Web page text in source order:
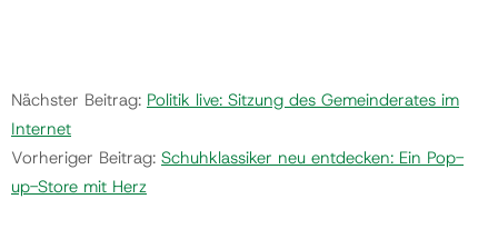
Nächster Beitrag: Politik live: Sitzung des Gemeinderates im
Internet
Vorheriger Beitrag: Schuhklassiker neu entdecken: Ein Pop-
up-Store mit Herz